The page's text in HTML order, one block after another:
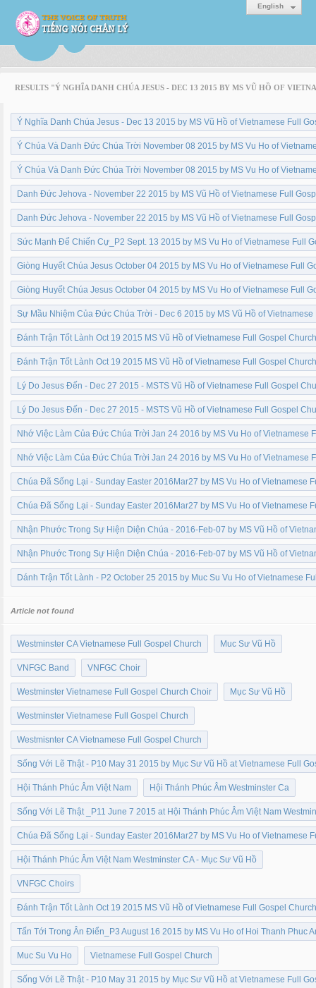
English
RESULTS "Ý NGHĨA DANH CHÚA JESUS - DEC 13 2015 BY MS VŨ HỒ OF
Ý Nghĩa Danh Chúa Jesus - Dec 13 2015 by MS Vũ Hồ of Vietnamese Full
Ý Chúa Và Danh Đức Chúa Trời November 08 2015 by MS Vu Ho of
Ý Chúa Và Danh Đức Chúa Trời November 08 2015 by MS Vu Ho of
Danh Đức Jehova - November 22 2015 by MS Vũ Hồ of Vietnamese Full
Danh Đức Jehova - November 22 2015 by MS Vũ Hồ of Vietnamese Full
Sức Mạnh Để Chiến Cự_P2 Sept. 13 2015 by MS Vu Ho of Vietnamese Full
Giòng Huyết Chúa Jesus October 04 2015 by MS Vu Ho of Vietnamese Full
Giòng Huyết Chúa Jesus October 04 2015 by MS Vu Ho of Vietnamese Full
Sự Mầu Nhiệm Của Đức Chúa Trời - Dec 6 2015 by MS Vũ Hồ of
Đánh Trận Tốt Lành Oct 19 2015 MS Vũ Hồ of Vietnamese Full Gospel
Đánh Trận Tốt Lành Oct 19 2015 MS Vũ Hồ of Vietnamese Full Gospel
Lý Do Jesus Đến - Dec 27 2015 - MSTS Vũ Hồ of Vietnamese Full Gospel
Lý Do Jesus Đến - Dec 27 2015 - MSTS Vũ Hồ of Vietnamese Full Gospel
Nhớ Việc Làm Của Đức Chúa Trời Jan 24 2016 by MS Vu Ho of Vietnamese
Nhớ Việc Làm Của Đức Chúa Trời Jan 24 2016 by MS Vu Ho of Vietnamese
Chúa Đã Sống Lại - Sunday Easter 2016Mar27 by MS Vu Ho of Vietnamese
Chúa Đã Sống Lại - Sunday Easter 2016Mar27 by MS Vu Ho of Vietnamese
Nhận Phước Trong Sự Hiện Diện Chúa - 2016-Feb-07 by MS Vũ Hồ of
Nhận Phước Trong Sự Hiện Diện Chúa - 2016-Feb-07 by MS Vũ Hồ of
Dánh Trận Tốt Lành - P2 October 25 2015 by Muc Su Vu Ho of Vietnamese
Article not found
Westminster CA Vietnamese Full Gospel Church Muc Sư Vũ Hồ
VNFGC Band VNFGC Choir
Westminster Vietnamese Full Gospel Church Choir Mục Sư Vũ Hồ
Westminster Vietnamese Full Gospel Church
Westmisnter CA Vietnamese Full Gospel Church
Sống Với Lẽ Thật - P10 May 31 2015 by Mục Sư Vũ Hồ at Vietnamese Full
Hội Thánh Phúc Âm Việt Nam Hội Thánh Phúc Âm Westminster Ca
Sống Với Lẽ Thật _P11 June 7 2015 at Hội Thánh Phúc Âm Việt Nam
Chúa Đã Sống Lại - Sunday Easter 2016Mar27 by MS Vu Ho of Vietnamese
Hội Thánh Phúc Âm Việt Nam Westminster CA - Mục Sư Vũ Hồ
VNFGC Choirs
Đánh Trận Tốt Lành Oct 19 2015 MS Vũ Hồ of Vietnamese Full Gospel
Tấn Tới Trong Ân Điển_P3 August 16 2015 by MS Vu Ho of Hoi Thanh Phuc
Muc Su Vu Ho Vietnamese Full Gospel Church
Sống Với Lẽ Thật - P10 May 31 2015 by Mục Sư Vũ Hồ at Vietnamese Full